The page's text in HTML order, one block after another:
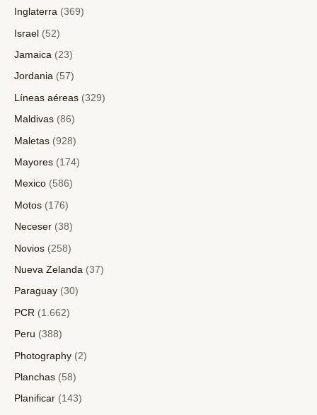
Inglaterra (369)
Israel (52)
Jamaica (23)
Jordania (57)
Líneas aéreas (329)
Maldivas (86)
Maletas (928)
Mayores (174)
Mexico (586)
Motos (176)
Neceser (38)
Novios (258)
Nueva Zelanda (37)
Paraguay (30)
PCR (1.662)
Peru (388)
Photography (2)
Planchas (58)
Planificar (143)